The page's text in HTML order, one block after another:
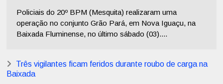
Policiais do 20º BPM (Mesquita) realizaram uma
operação no conjunto Grão Pará, em Nova Iguaçu, na
Baixada Fluminense, no último sábado (03)....
Três vigilantes ficam feridos durante roubo de carga na
Baixada